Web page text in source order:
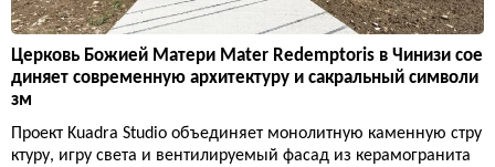
Церковь Божией Матери Mater Redemptoris в Чинизи сое
диняет современную архитектуру и сакральный символи
зм
Проект Kuadra Studio объединяет монолитную каменную стру
ктуру, игру света и вентилируемый фасад из керамогранита